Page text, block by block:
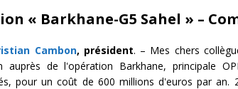
« Barkhane-G5 Sahel » –
Cambon, président. – Mes chers
auprès de l'opération Barkhane, principale
pour un coût de 600 millions d'euros par